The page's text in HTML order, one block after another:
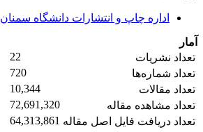
اداره چاپ و انتشارات دانشگاه سمنان
آمار
تعداد نشریات
22
تعداد شماره‌ها
720
تعداد مقالات
10,344
تعداد مشاهده مقاله
72,691,320
تعداد دریافت فایل اصل مقاله 64,313,861